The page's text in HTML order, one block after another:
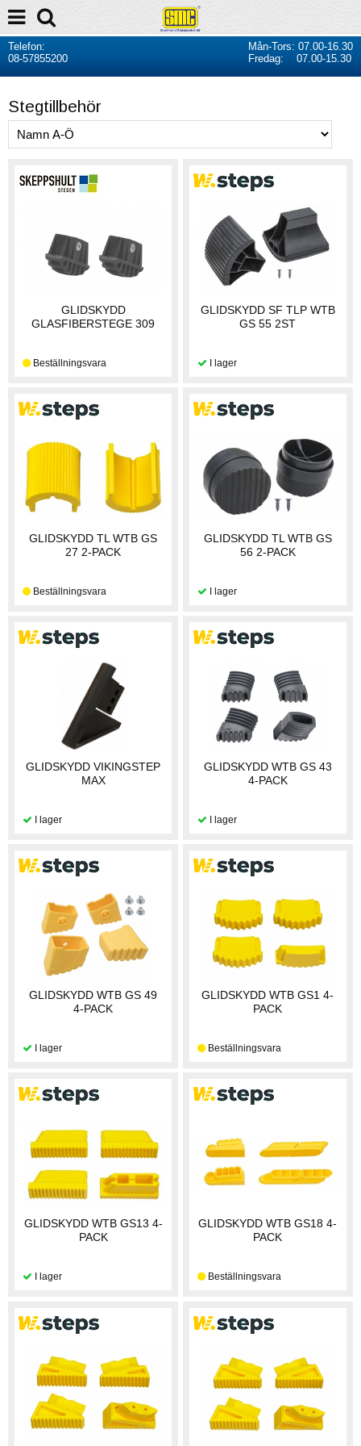
Telefon:
08-57855200
Mån-Tors: 07.00-16.30
Fredag: 07.00-15.30
Stegtillbehör
GLIDSKYDD
GLASFIBERSTEGE 309
GLIDSKYDD SF TLP WTB
GS 55 2ST
GLIDSKYDD TL WTB GS
27 2-PACK
GLIDSKYDD TL WTB GS
56 2-PACK
GLIDSKYDD VIKINGSTEP
MAX
GLIDSKYDD WTB GS 43
4-PACK
GLIDSKYDD WTB GS 49
4-PACK
GLIDSKYDD WTB GS1 4-
PACK
GLIDSKYDD WTB GS13 4-
PACK
GLIDSKYDD WTB GS18 4-
PACK